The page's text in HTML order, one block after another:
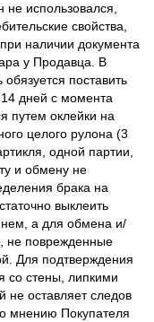
не использовался,
свойства,
при наличии документа
у Продавца. В
поставить
14 дней с момента
путем оклейки на
целого рулона (3
одной партии,
и обмену не
брака на
выклеить
а для обмена и/
не поврежденные
Для подтверждения
со стены, липкими
не оставляет следов
мнению Покупателя